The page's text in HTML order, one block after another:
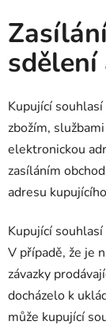
sdělení
Kupující
zbožím,
elektronickou
zasíláním
adresu
Kupující
V případě, že je
závazky
docházelo k
může kupující